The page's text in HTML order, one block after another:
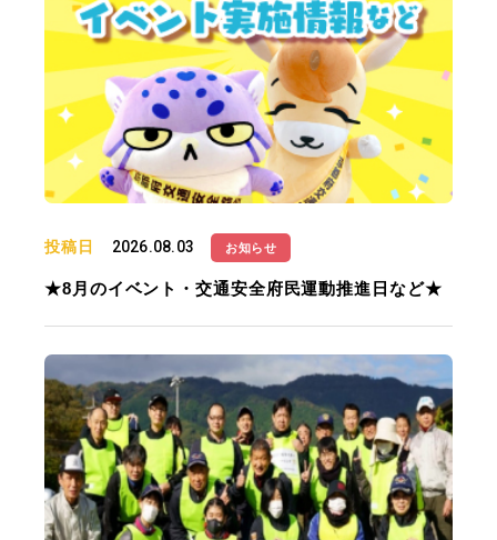
投稿日 2026.08.03 お知らせ
★8月のイベント・交通安全府民運動推進日など★